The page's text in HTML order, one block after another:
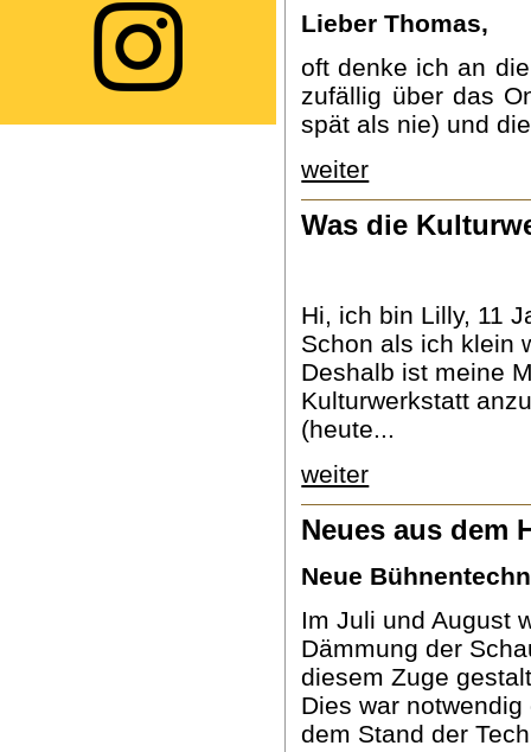
Lieber Thomas,
oft denke ich an
zufällig über das
spät als nie) und
weiter
Was die
Hi, ich bin Lilly, 11
Schon als ich klein
Deshalb ist meine
Kulturwerkstatt
(heute...
weiter
Neues aus dem
Neue
Im Juli und August
Dämmung der
diesem Zuge
Dies war
dem Stand der